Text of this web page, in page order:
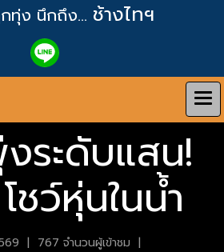
ทุ่ง นึกถึง... ช้างไทฯ
ระดับแสน!
ชว์หุ่นในน้ำ
| 767 จำนวนผู้เข้าชม |